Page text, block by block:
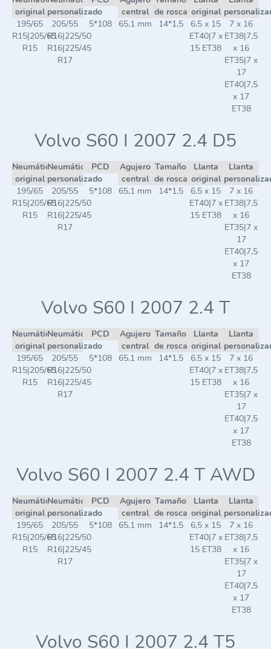
original personalizado
central de rosca original
195/65
R15|205/65
R15
205/55
R16|225/50
R16|225/45
R17
5*108 65,1 mm 14*1,5
6,5 x 15
ET40|7 x
15 ET38
7 x 16
ET38|7,5
x 16
ET35|7 x
17
ET40|7,5
x 17
ET38
Volvo S60 I 2007 2.4 D5
Neumático
original
Neumático
personalizado
PCD
Agujero
central
Tamaño
de rosca
Llanta
original
Llanta
195/65
R15|205/65
R15
205/55
R16|225/50
R16|225/45
R17
5*108 65,1 mm 14*1,5
6,5 x 15
ET40|7 x
15 ET38
7 x 16
ET38|7,5
x 16
ET35|7 x
17
ET40|7,5
x 17
ET38
Volvo S60 I 2007 2.4 T
Neumático
original
Neumático
personalizado
PCD
Agujero
central
Tamaño
de rosca
Llanta
original
Llanta
195/65
R15|205/65
R15
205/55
R16|225/50
R16|225/45
R17
5*108 65,1 mm 14*1,5
6,5 x 15
ET40|7 x
15 ET38
7 x 16
ET38|7,5
x 16
ET35|7 x
17
ET40|7,5
x 17
ET38
Volvo S60 I 2007 2.4 T AWD
Neumático
original
Neumático
personalizado
PCD
Agujero
central
Tamaño
de rosca
Llanta
original
Llanta
195/65
R15|205/65
R15
205/55
R16|225/50
R16|225/45
R17
5*108 65,1 mm 14*1,5
6,5 x 15
ET40|7 x
15 ET38
7 x 16
ET38|7,5
x 16
ET35|7 x
17
ET40|7,5
x 17
ET38
Volvo S60 I 2007 2.4 T5